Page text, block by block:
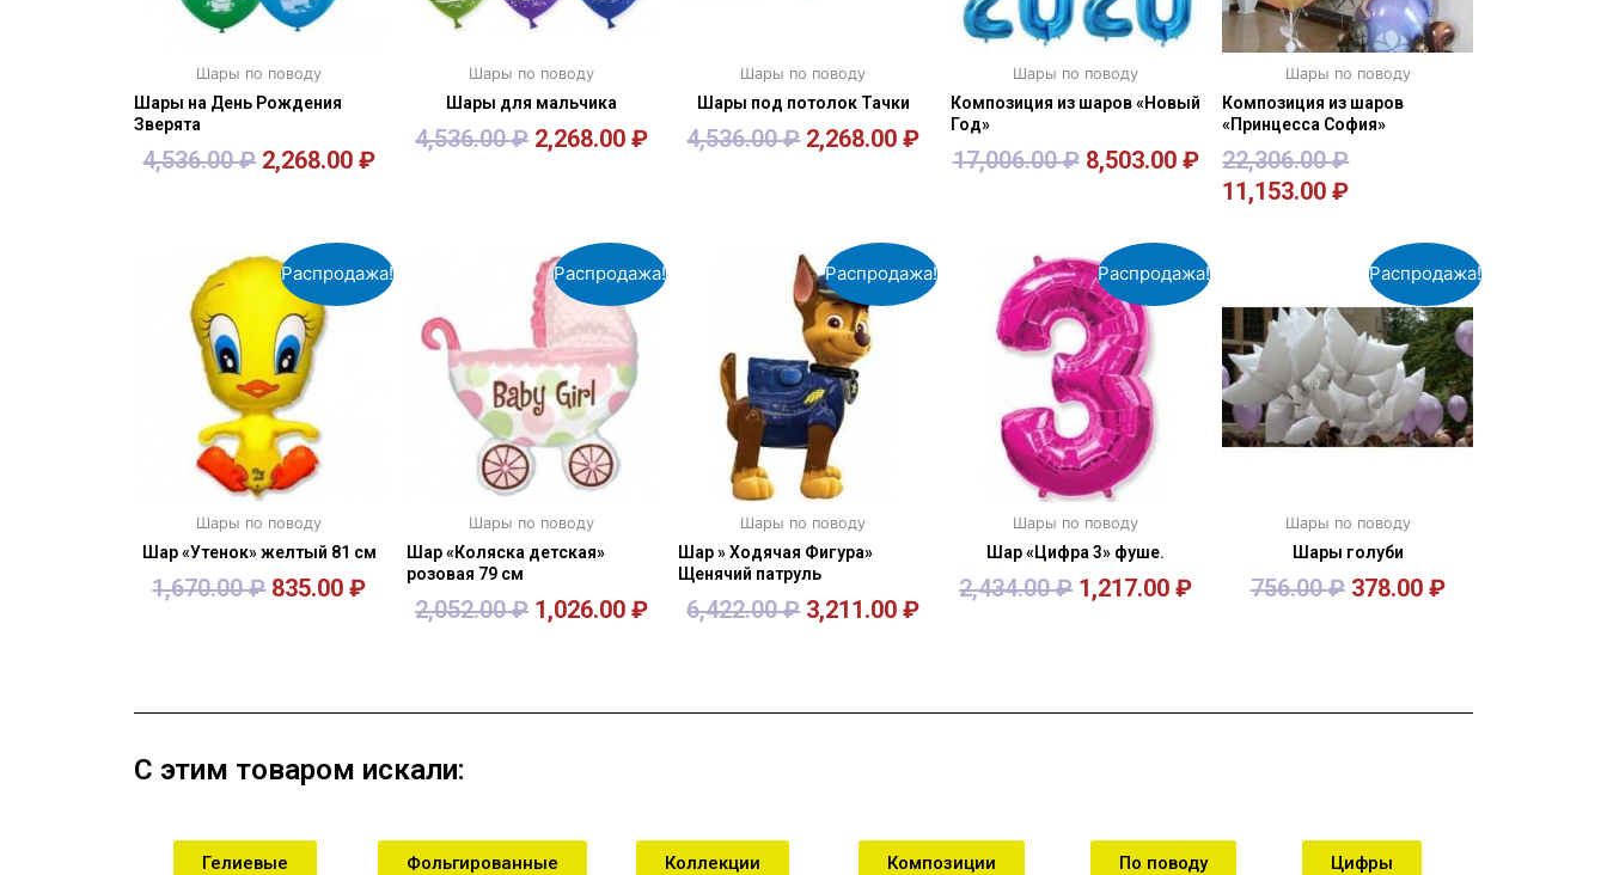
Шары по поводу
Шары на День Рождения
Зверята
4,536.00₽ 2,268.00₽
Шары по поводу
Шары для мальчика
4,536.00₽ 2,268.00 ₽
Шары по поводу
Шары под потолок Тачки
4,536.00₽ 2,268.00₽
Шары по поводу
Композиция из шаров «Новый
Год»
17,006.00₽ 8,503.00 ₽
Шары по поводу
Композиция из шаров
«Принцесса София»
22,306.00₽
11,153.00₽
Распродажа!
Шары по поводу
Шар «Утенок» желтый 81 см
1,670.00₽ 835.00₽
Распродажа!
Шары по поводу
Шар «Коляска детская»
розовая 79 см
2,052.00₽ 1,026.00 ₽
Распродажа!
Шары по поводу
Шар » Ходячая Фигура»
Щенячий патруль
6,422.00₽ 3,211.00₽
Распродажа!
Шары по поводу
Шар «Цифра 3» фуше.
2,434.00₽ 1,217.00₽
Распродажа!
Шары по поводу
Шары голуби
756.00₽ 378.00 ₽
С этим товаром искали:
Гелиевые Фольгированные Коллекции Композиции По поводу Цифры